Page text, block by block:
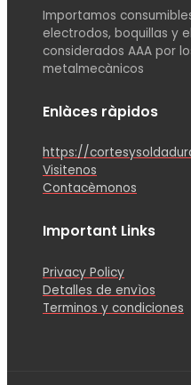
Importamos
electrodos, boquillas y
considerados AAA por
metalmecànicos
Enlàces ràpidos
https://
Visitenos
Contacèmonos
Important Links
Privacy Policy
Detalles de envìos
Terminos y condiciones